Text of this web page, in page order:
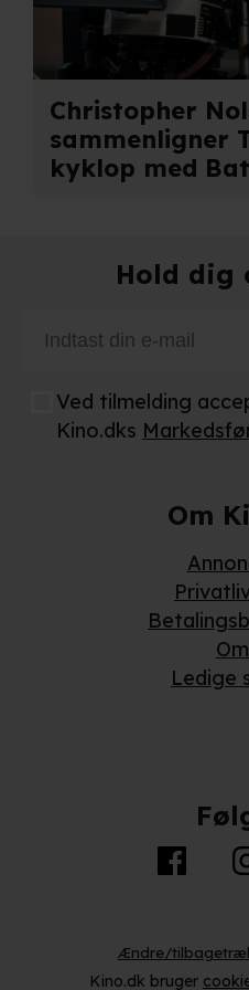
privatlivspolitikog
Christopher
sammenligner
kyklop med
Hold dig
Ved tilmelding
Kino.dks
Om
Ledige
Ændre/
Kino.dk bruger